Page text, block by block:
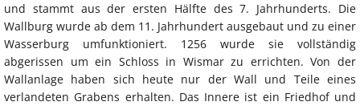
und stammt aus der ersten Hälfte des 7. Jahrhunderts. Die
Wallburg wurde ab dem 11. Jahrhundert ausgebaut und zu einer
Wasserburg umfunktioniert. 1256 wurde sie vollständig
abgerissen um ein Schloss in Wismar zu errichten. Von der
Wallanlage haben sich heute nur der Wall und Teile eines
verlandeten Grabens erhalten. Das Innere ist ein Friedhof und